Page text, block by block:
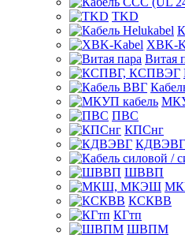
TKD
XBK-
Витая
ПВС
КПСнг
КДВЭВГ
ШВВП
КСКВВ
КГтп
ШВПМ